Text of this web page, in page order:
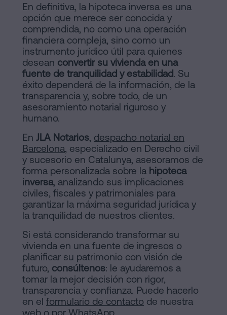
En definitiva, la hipoteca inversa es una
opción que merece ser conocida y
comprendida, no como una operación
financiera compleja, sino como un
instrumento jurídico útil para quienes
desean convertir su vivienda en una
fuente de tranquilidad y estabilidad. Su
éxito dependerá de la información, de la
transparencia y, sobre todo, de un
asesoramiento notarial riguroso y
humano.
En JLA Notarios, despacho notarial en
Barcelona, especializado en Derecho civil
y sucesorio en Catalunya, asesoramos de
forma personalizada sobre la hipoteca
inversa, analizando sus implicaciones
civiles, fiscales y patrimoniales para
garantizar la máxima seguridad jurídica y
la tranquilidad de nuestros clientes.
Si está considerando transformar su
vivienda en una fuente de ingresos o
planificar su patrimonio con visión de
futuro, consúltenos: le ayudaremos a
tomar la mejor decisión con rigor,
transparencia y confianza. Puede hacerlo
en el formulario de contacto de nuestra
web o por WhatsApp.